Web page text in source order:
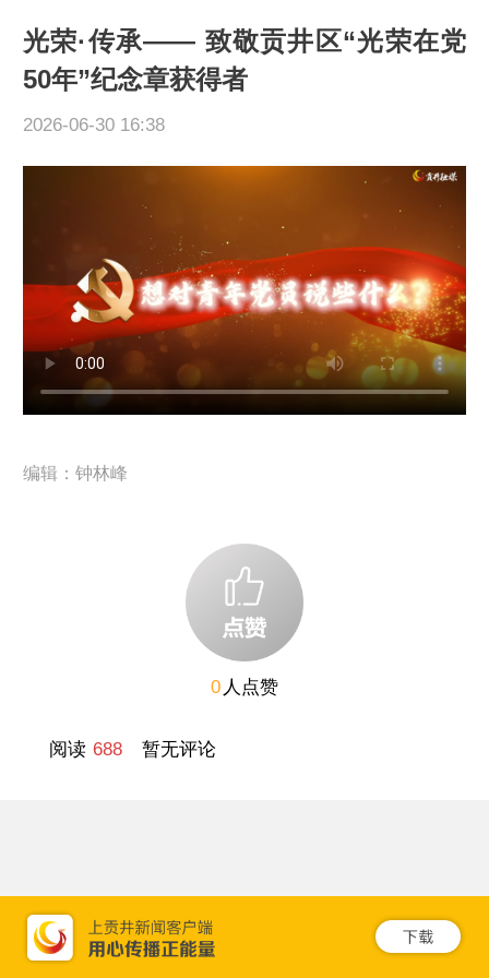
光荣·传承—— 致敬贡井区“光荣在党
50年”纪念章获得者
2026-06-30 16:38
编辑：钟林峰
0 人点赞
阅读 688 暂无评论